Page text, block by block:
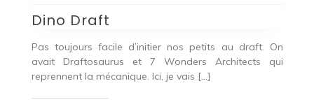
Dino Draft
Pas toujours facile d’initier nos petits au draft. On
avait Draftosaurus et 7 Wonders Architects qui
reprennent la mécanique. Ici, je vais […]